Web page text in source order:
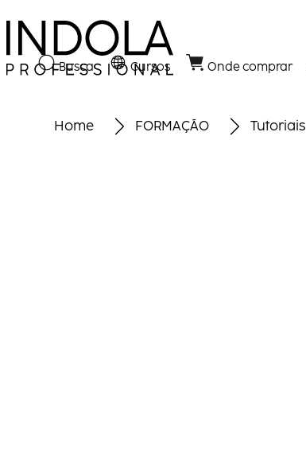
Busca Cursos Onde comprar
Home FORMAÇÃO Tutoriais